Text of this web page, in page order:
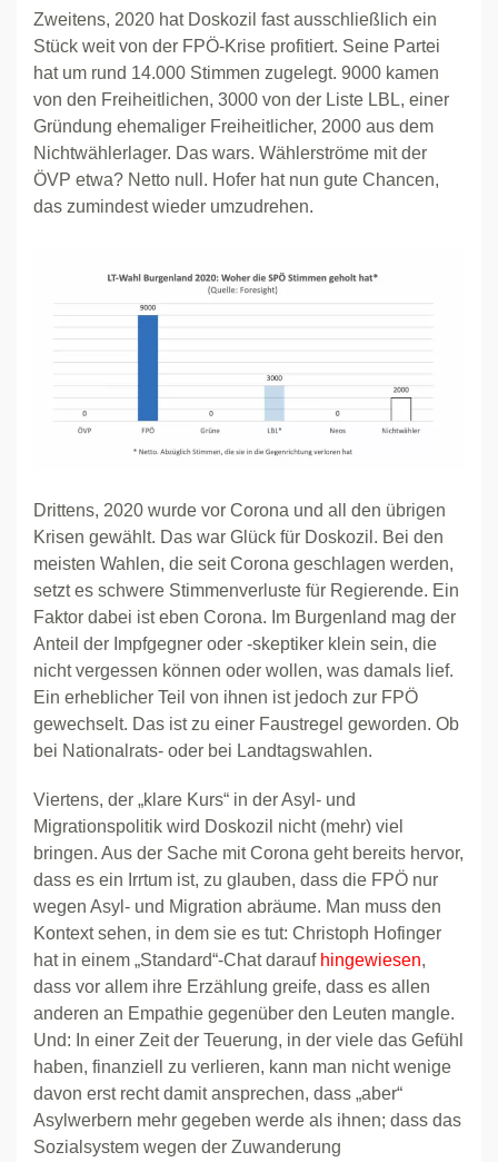
Zweitens, 2020 hat Doskozil fast ausschließlich ein
Stück weit von der FPÖ-Krise profitiert. Seine Partei
hat um rund 14.000 Stimmen zugelegt. 9000 kamen
von den Freiheitlichen, 3000 von der Liste LBL, einer
Gründung ehemaliger Freiheitlicher, 2000 aus dem
Nichtwählerlager. Das wars. Wählerströme mit der
ÖVP etwa? Netto null. Hofer hat nun gute Chancen,
das zumindest wieder umzudrehen.
Drittens, 2020 wurde vor Corona und all den übrigen
Krisen gewählt. Das war Glück für Doskozil. Bei den
meisten Wahlen, die seit Corona geschlagen werden,
setzt es schwere Stimmenverluste für Regierende. Ein
Faktor dabei ist eben Corona. Im Burgenland mag der
Anteil der Impfgegner oder -skeptiker klein sein, die
nicht vergessen können oder wollen, was damals lief.
Ein erheblicher Teil von ihnen ist jedoch zur FPÖ
gewechselt. Das ist zu einer Faustregel geworden. Ob
bei Nationalrats- oder bei Landtagswahlen.
Viertens, der „klare Kurs“ in der Asyl- und
Migrationspolitik wird Doskozil nicht (mehr) viel
bringen. Aus der Sache mit Corona geht bereits hervor,
dass es ein Irrtum ist, zu glauben, dass die FPÖ nur
wegen Asyl- und Migration abräume. Man muss den
Kontext sehen, in dem sie es tut: Christoph Hofinger
hat in einem „Standard“-Chat darauf hingewiesen,
dass vor allem ihre Erzählung greife, dass es allen
anderen an Empathie gegenüber den Leuten mangle.
Und: In einer Zeit der Teuerung, in der viele das Gefühl
haben, finanziell zu verlieren, kann man nicht wenige
davon erst recht damit ansprechen, dass „aber“
Asylwerbern mehr gegeben werde als ihnen; dass das
Sozialsystem wegen der Zuwanderung